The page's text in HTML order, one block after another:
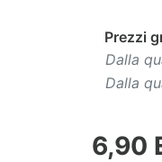
Prezzi
Dalla
Dalla
6,90